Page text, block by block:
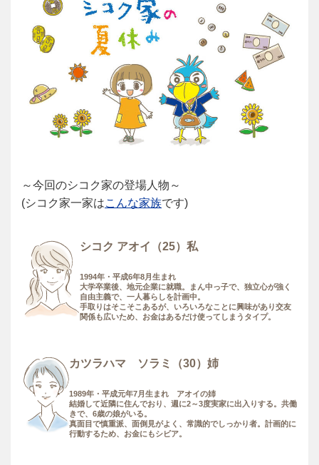
～今回のシコク家の登場人物～
(シコク家一家はこんな家族です)
シコク アオイ（25）私
1994年・平成6年8月生まれ
大学卒業後、地元企業に就職。まん中っ子で、独立心が強く
自由主義で、一人暮らしを計画中。
手取りはそこそこあるが、いろいろなことに興味があり交友
関係も広いため、お金はあるだけ使ってしまうタイプ。
カツラハマ ソラミ（30）姉
1989年・平成元年7月生まれ アオイの姉
結婚して近隣に住んでおり、週に2～3度実家に出入りする。共働
きで、6歳の娘がいる。
真面目で慎重派、面倒見がよく、常識的でしっかり者。計画的に
行動するため、お金にもシビア。